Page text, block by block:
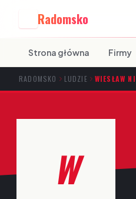
Radomsko
Strona główna Firmy
RADOMSKO LUDZIE WIESŁAW
W